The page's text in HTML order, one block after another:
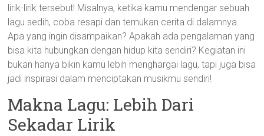
lirik-lirik tersebut! Misalnya, ketika kamu mendengar sebuah
lagu sedih, coba resapi dan temukan cerita di dalamnya.
Apa yang ingin disampaikan? Apakah ada pengalaman yang
bisa kita hubungkan dengan hidup kita sendiri? Kegiatan ini
bukan hanya bikin kamu lebih menghargai lagu, tapi juga bisa
jadi inspirasi dalam menciptakan musikmu sendiri!
Makna Lagu: Lebih Dari
Sekadar Lirik